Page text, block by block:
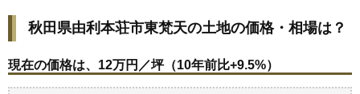
現在の価格は、12万円／坪（10年前比+9.5%）
価格を詳細に分析しよう
秋田県由利本荘市東梵天の土地の価格・相場は？
現在の価格は、12万円／坪（10年前比+9.5%）